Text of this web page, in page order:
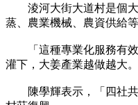
淩河大街大道村是個大
蒸、農業機械、農資供給等
「這種專業化服務有效
灌下，大姜產業越做越大。
陳學輝表示，「四社共